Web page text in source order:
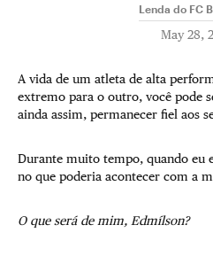
Lenda do FC
May 28,
A vida de um atleta de alta
extremo para o outro, você pode
ainda assim, permanecer fiel aos
Durante muito tempo, quando eu
no que poderia acontecer com a
O que será de mim, Edmílson?